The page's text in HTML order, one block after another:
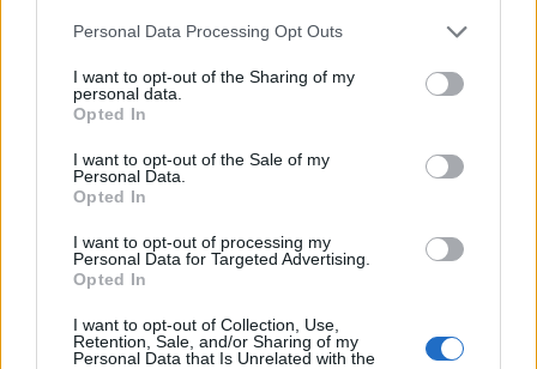
Please note that this website/app uses one or more Google
not limited to your visit or usage behaviour. You may click to
grant or deny consent to Google and its third-party tags to
use your data for below specified purposes in below Google
consent section.
Personal Data Processing Opt Outs
I want to opt-out of the Sharing of my
personal data.
Opted In
I want to opt-out of the Sale of my
Personal Data.
Opted In
I want to opt-out of processing my
Personal Data for Targeted Advertising.
Opted In
I want to opt-out of Collection, Use,
Retention, Sale, and/or Sharing of my
Personal Data that Is Unrelated with the
Salomon S/Max Eskin
Herlig skifølelse. Livlig spenn. For erfarne løpere
med god teknikk er det lett å trå skien ned.
Fisher Twin Skin Carbon Pro
Peltonen SkinPro Classic